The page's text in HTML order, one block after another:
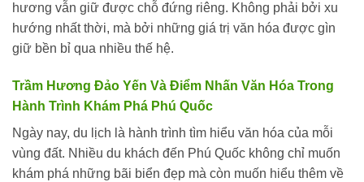
hương vẫn giữ được chỗ đứng riêng. Không phải bởi xu
hướng nhất thời, mà bởi những giá trị văn hóa được gìn
giữ bền bỉ qua nhiều thế hệ.
Trầm Hương Đảo Yến Và Điểm Nhấn Văn Hóa Trong
Hành Trình Khám Phá Phú Quốc
Ngày nay, du lịch là hành trình tìm hiểu văn hóa của mỗi
vùng đất. Nhiều du khách đến Phú Quốc không chỉ muốn
khám phá những bãi biển đẹp mà còn muốn hiểu thêm về